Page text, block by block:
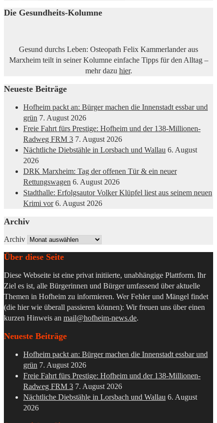
Die Gesundheits-Kolumne
Gesund durchs Leben: Osteopath Felix Kammerlander aus
Marxheim teilt in seiner Kolumne einfache Tipps für den Alltag –
mehr dazu hier.
Neueste Beiträge
Hofheim packt an: Bürger machen die Innenstadt essbar und
grün 7. August 2026
Freie Fahrt fürs Prestige: Hofheim und der 138-Millionen-
Radweg FRM 3 7. August 2026
Nächtliche Diebstähle in Lorsbach und Wallau 6. August
2026
DRK Marxheim: Tag der offenen Tür & ein neuer
Rettungswagen 6. August 2026
Stadthalle: Erfolgsautor Volker Klüpfel liest aus seinem neuen
Krimi vor 6. August 2026
Archiv
Archiv
Über diese Seite
Diese Webseite ist eine privat initiierte, unabhängige Plattform. Ihr
Ziel es ist, alle Bürgerinnen und Bürger umfassend über aktuelle
Themen in Hofheim zu informieren. Wer Fehler und Mängel findet
(die hier wie überall passieren können): Wir freuen uns über einen
kurzen Hinweis an mail@hofheim-news.de.
Neueste Beiträge
Hofheim packt an: Bürger machen die Innenstadt essbar und
grün 7. August 2026
Freie Fahrt fürs Prestige: Hofheim und der 138-Millionen-
Radweg FRM 3 7. August 2026
Nächtliche Diebstähle in Lorsbach und Wallau 6. August
2026